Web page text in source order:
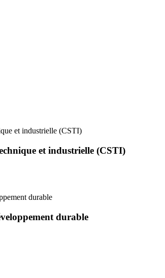
et industrielle (CSTI)
et industrielle (CSTI)
durable
durable